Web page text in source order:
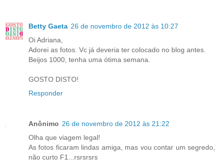
Betty Gaeta 26 de novembro de 2012 às 10:27
Oi Adriana,
Adorei as fotos. Vc já deveria ter colocado no blog antes.
Beijos 1000, tenha uma ótima semana.
GOSTO DISTO!
Responder
Anônimo 26 de novembro de 2012 às 21:22
Olha que viagem legal!
As fotos ficaram lindas amiga, mas vou contar um segredo,
não curto F1...rsrsrsrs